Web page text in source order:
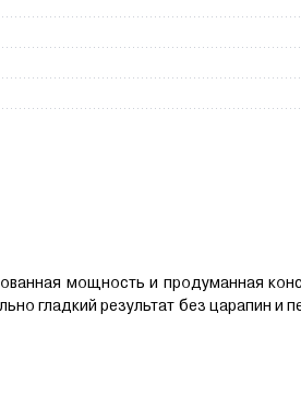
мощность и продуманная
гладкий результат без царапин и